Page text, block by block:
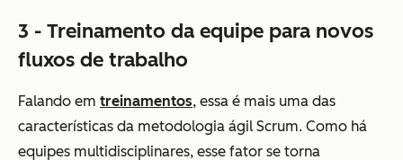
3 - Treinamento da equipe para novos
fluxos de trabalho
Falando em treinamentos, essa é mais uma das
características da metodologia ágil Scrum. Como há
equipes multidisciplinares, esse fator se torna